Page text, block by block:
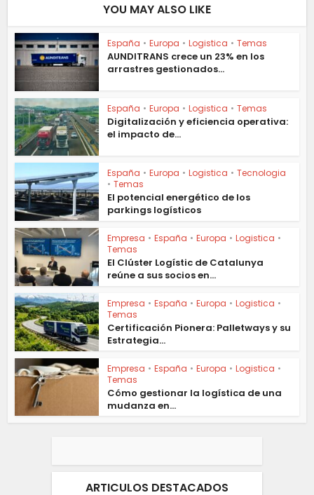
YOU MAY ALSO LIKE
España • Europa • Logistica • Temas
AUNDITRANS crece un 23% en los
arrastres gestionados...
España • Europa • Logistica • Temas
Digitalización y eficiencia operativa:
el impacto de...
España • Europa • Logistica • Tecnologia
• Temas
El potencial energético de los
parkings logísticos
Empresa • España • Europa • Logistica •
Temas
El Clúster Logístic de Catalunya
reúne a sus socios en...
Empresa • España • Europa • Logistica •
Temas
Certificación Pionera: Palletways y su
Estrategia...
Empresa • España • Europa • Logistica •
Temas
Cómo gestionar la logística de una
mudanza en...
ARTICULOS DESTACADOS